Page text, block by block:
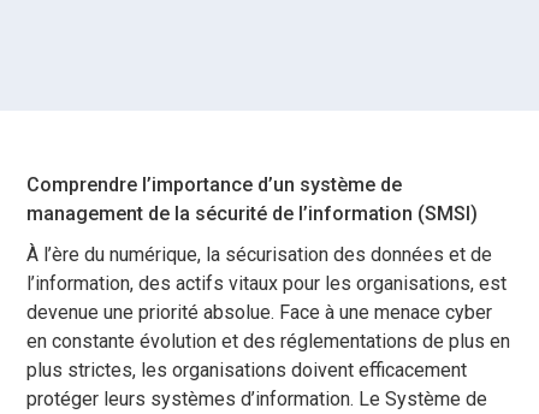
Comprendre l’importance d’un système de
management de la sécurité de l’information (SMSI)
À l’ère du numérique, la sécurisation des données et de
l’information, des actifs vitaux pour les organisations, est
devenue une priorité absolue. Face à une menace cyber
en constante évolution et des réglementations de plus en
plus strictes, les organisations doivent efficacement
protéger leurs systèmes d’information. Le Système de